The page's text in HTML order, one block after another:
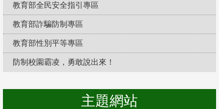
教育部全民安全指引專區
教育部詐騙防制專區
教育部性別平等專區
防制校園霸凌，勇敢說出來！
主題網站